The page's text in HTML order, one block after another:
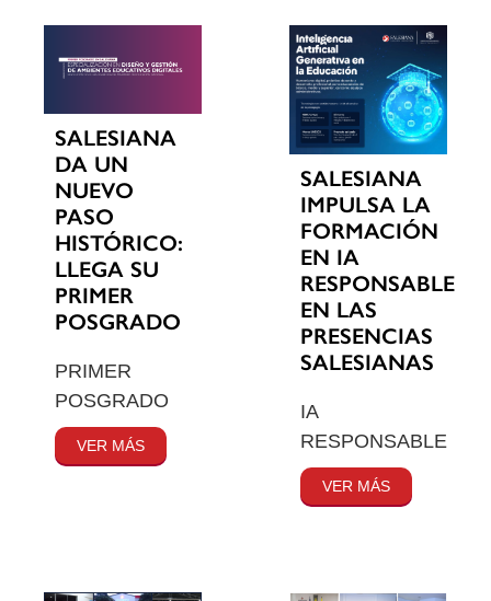
SALESIANA
DA UN
NUEVO
PASO
HISTÓRICO:
LLEGA SU
PRIMER
POSGRADO
PRIMER
POSGRADO
VER MÁS
SALESIANA
IMPULSA LA
FORMACIÓN
EN IA
RESPONSABLE
EN LAS
PRESENCIAS
SALESIANAS
IA
RESPONSABLE
VER MÁS